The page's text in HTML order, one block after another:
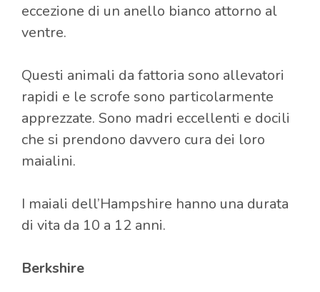
eccezione di un anello bianco attorno al
ventre.
Questi animali da fattoria sono allevatori
rapidi e le scrofe sono particolarmente
apprezzate. Sono madri eccellenti e docili
che si prendono davvero cura dei loro
maialini.
I maiali dell’Hampshire hanno una durata
di vita da 10 a 12 anni.
Berkshire